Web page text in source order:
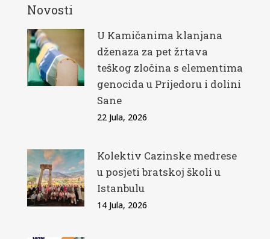
Novosti
U Kamičanima klanjana
dženaza za pet žrtava
teškog zločina s elementima
genocida u Prijedoru i dolini
Sane
22 Jula, 2026
Kolektiv Cazinske medrese
u posjeti bratskoj školi u
Istanbulu
14 Jula, 2026